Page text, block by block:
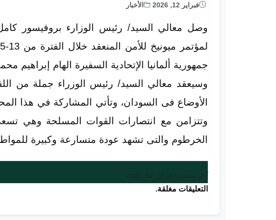
فبراير 12, 2026 الأخبار
جمهورية ألمانيا الإتحادية السفيرة الهام إبراهيم
وسيعقد معالي السيد/ رئيس الوزراء جملة من
الأوضاع فى السودان، وتأتي المشاركة في هذا
وتتزامن مع انتصارات القوات المسلحة وهي
الخرطوم والتى تشهد عودة متسارعة وكبيرة
التعليقات مغلقة.